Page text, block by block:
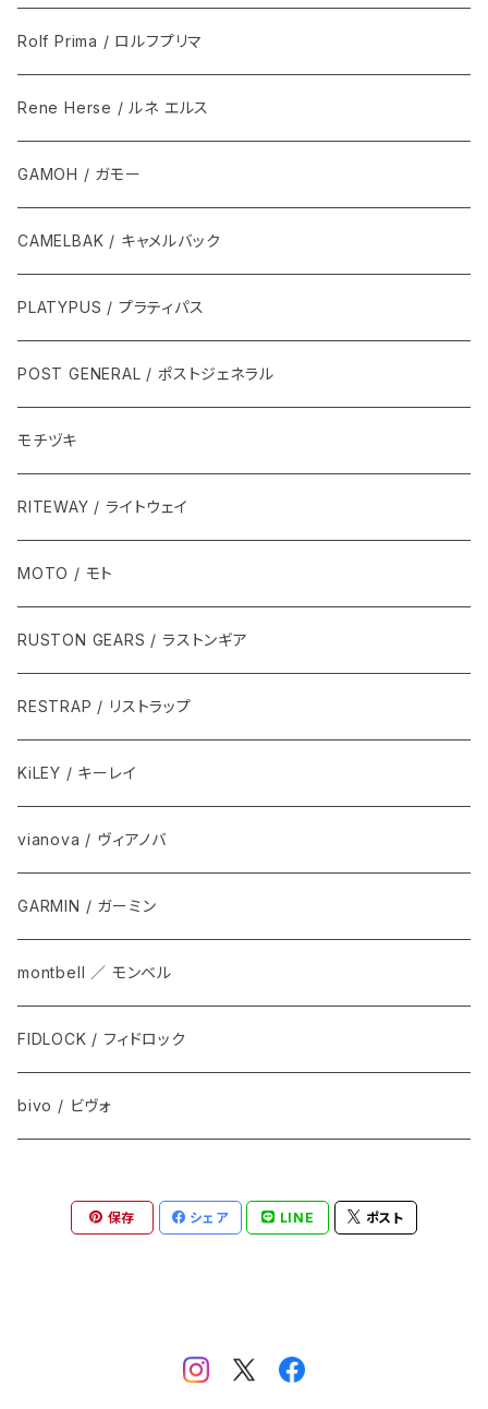
Rolf Prima / ロルフプリマ
Rene Herse / ルネ エルス
GAMOH / ガモー
CAMELBAK / キャメルバック
PLATYPUS / プラティパス
POST GENERAL / ポストジェネラル
モチヅキ
RITEWAY / ライトウェイ
MOTO / モト
RUSTON GEARS / ラストンギア
RESTRAP / リストラップ
KiLEY / キーレイ
vianova / ヴィアノバ
GARMIN / ガーミン
montbell ／ モンベル
FIDLOCK / フィドロック
bivo / ビヴォ
保存 シェア LINE ポスト